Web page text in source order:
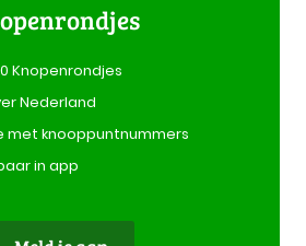
Knopenrondjes
Nederland
met knooppuntnummers
in app